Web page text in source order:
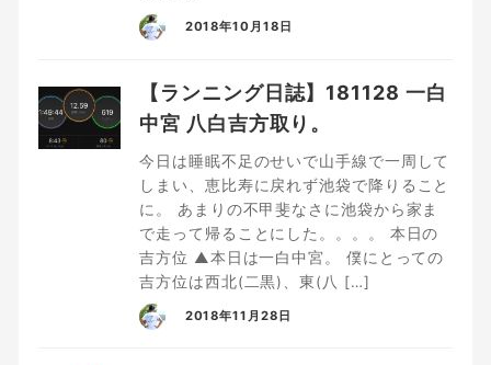
2018年10月18日
【ランニング日誌】181128 一白
中宮 八白吉方取り。
今日は睡眠不足のせいで山手線で一周して
しまい、恵比寿に戻れず池袋で降りること
に。 あまりの不甲斐なさに池袋から家ま
で走って帰ることにした。。。。 本日の
吉方位 ▲本日は一白中宮。 僕にとっての
吉方位は西北(二黒)、東(八 […]
2018年11月28日